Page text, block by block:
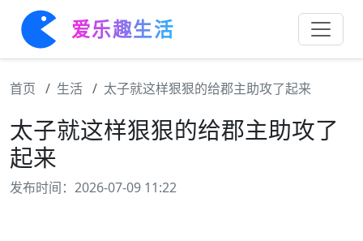
爱乐趣生活
首页 生活 太子就这样狠狠的给郡主助攻了起来
太子就这样狠狠的给郡主助攻了
起来
发布时间：2026-07-09 11:22